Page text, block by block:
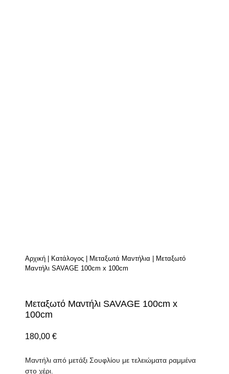
Αρχική | Κατάλογος | Μεταξωτά Μαντήλια | Μεταξωτό
Μαντήλι SAVAGE 100cm x 100cm
Μεταξωτό Μαντήλι SAVAGE 100cm x
100cm
180,00 €
Μαντήλι από μετάξι Σουφλίου με τελειώματα ραμμένα
στο χέρι.